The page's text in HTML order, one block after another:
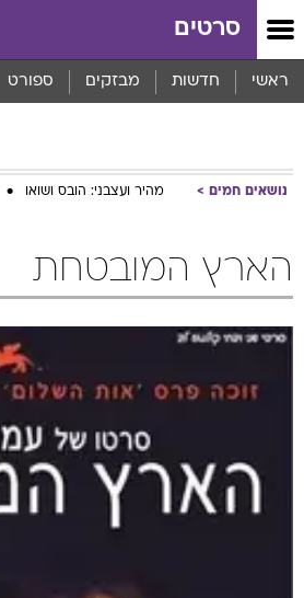
סרטים
ראשי חדשות מבזקים ספורט
נושאים חמים מהיר ועצבני: הובס ושואו
הארץ המובטחת